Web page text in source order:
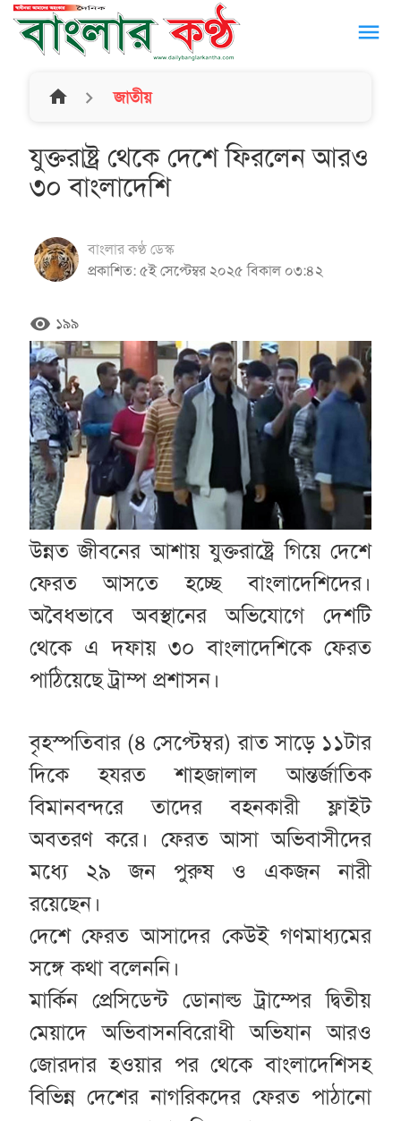
menu
home জাতীয়
যুক্তরাষ্ট্র থেকে দেশে ফিরলেন আরও
৩০ বাংলাদেশি
বাংলার কণ্ঠ ডেস্ক
প্রকাশিত: ৫ই সেপ্টেম্বর ২০২৫ বিকাল ০৩:৪২
remove_red_eye ১৯৯
উন্নত জীবনের আশায় যুক্তরাষ্ট্রে গিয়ে দেশে
ফেরত আসতে হচ্ছে বাংলাদেশিদের।
অবৈধভাবে অবস্থানের অভিযোগে দেশটি
থেকে এ দফায় ৩০ বাংলাদেশিকে ফেরত
পাঠিয়েছে ট্রাম্প প্রশাসন।
বৃহস্পতিবার (৪ সেপ্টেম্বর) রাত সাড়ে ১১টার
দিকে হযরত শাহজালাল আন্তর্জাতিক
বিমানবন্দরে তাদের বহনকারী ফ্লাইট
অবতরণ করে। ফেরত আসা অভিবাসীদের
মধ্যে ২৯ জন পুরুষ ও একজন নারী
রয়েছেন।
দেশে ফেরত আসাদের কেউই গণমাধ্যমের
সঙ্গে কথা বলেননি।
মার্কিন প্রেসিডেন্ট ডোনাল্ড ট্রাম্পের দ্বিতীয়
মেয়াদে অভিবাসনবিরোধী অভিযান আরও
জোরদার হওয়ার পর থেকে বাংলাদেশিসহ
বিভিন্ন দেশের নাগরিকদের ফেরত পাঠানো